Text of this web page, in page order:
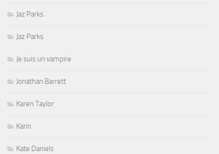
Jaz Parks
Jaz Parks
Je suis un vampire
Jonathan Barrett
Karen Taylor
Karin
Kate Daniels